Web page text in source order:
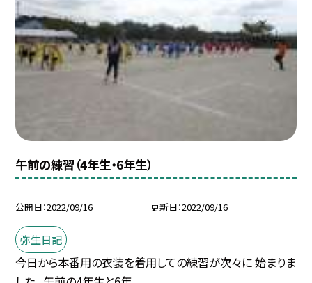
午前の練習（4年生・6年生）
公開日 2022/09/16 更新日 2022/09/16
弥生日記
今日から本番用の衣装を着用しての練習が次々に 始まりま